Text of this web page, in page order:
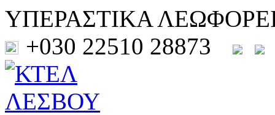
ΥΠΕΡΑΣΤΙΚΑ
+030 22510 28873